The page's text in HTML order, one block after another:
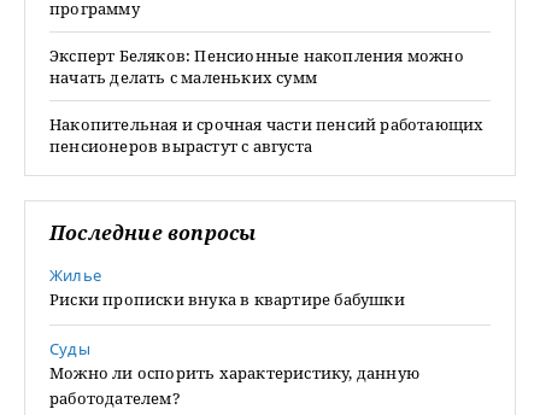
программу
Эксперт Беляков: Пенсионные накопления можно
начать делать с маленьких сумм
Накопительная и срочная части пенсий работающих
пенсионеров вырастут с августа
Последние вопросы
Жилье
Риски прописки внука в квартире бабушки
Суды
Можно ли оспорить характеристику, данную
работодателем?